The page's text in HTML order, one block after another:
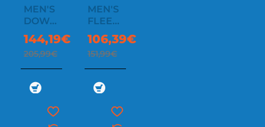
MEN'S
DOWNJACKET
FITZ
ROY
WARM
144,19€
205,99€
MEN'S
FLEECE
JACKET
FUSION
GRID
106,39€
151,99€